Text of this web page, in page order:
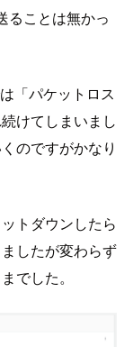
ることは無かっ
「パケットロス
けてしまいまし
のですがかなり
トダウンしたら
したが変わらず
でした。